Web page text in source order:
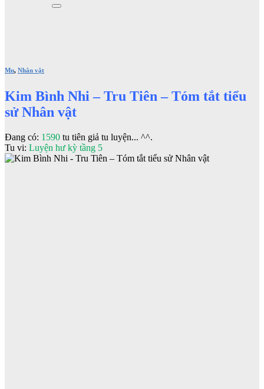
Mn, Nhân vật
Kim Bình Nhi – Tru Tiên – Tóm tắt tiểu
sử Nhân vật
Đang có: 1590 tu tiên giả tu luyện... ^^.
Tu vi: Luyện hư kỳ tầng 5